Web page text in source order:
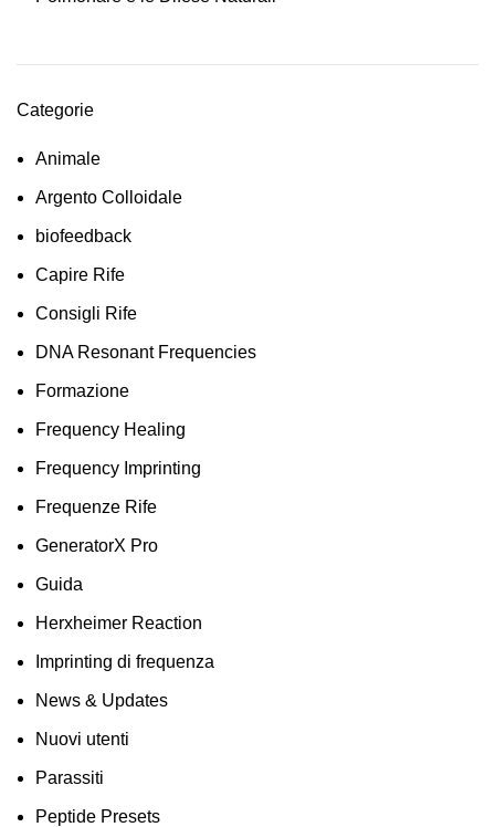
Categorie
Animale
Argento Colloidale
biofeedback
Capire Rife
Consigli Rife
DNA Resonant Frequencies
Formazione
Frequency Healing
Frequency Imprinting
Frequenze Rife
GeneratorX Pro
Guida
Herxheimer Reaction
Imprinting di frequenza
News & Updates
Nuovi utenti
Parassiti
Peptide Presets